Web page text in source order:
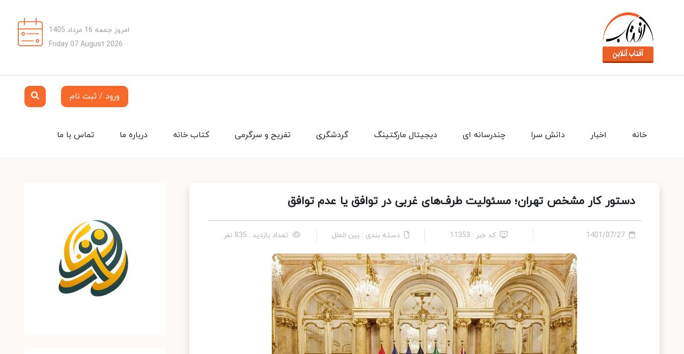
امروز جمعه 16 مرداد 1405
Friday 07 August 2026
ورود / ثبت نام
تماس با ما درباره ما کتاب خانه تفریح و سرگرمی گردشگری دیجیتال مارکتینگ چندرسانه ای دانش سرا اخبار خانه
دستور کار مشخص تهران؛ مسئولیت طرف‌های غربی در توافق یا عدم توافق
1401/07/27 کد خبر : 11353 دسته بندی : بین الملل تعداد بازدید : 835 نفر